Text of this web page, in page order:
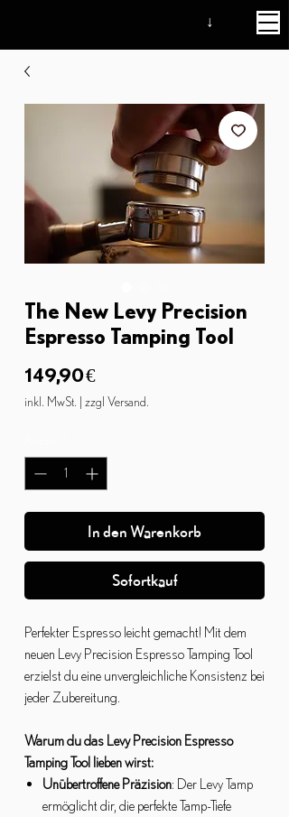
↓
The New Levy Precision
Espresso Tamping Tool
149,90 €Preis
inkl. MwSt. zzgl Versand.
In den Warenkorb
Sofortkauf
Perfekter Espresso leicht gemacht! Mit dem
neuen Levy Precision Espresso Tamping Tool
erzielst du eine unvergleichliche Konsistenz bei
jeder Zubereitung.
Warum du das Levy Precision Espresso
Tamping Tool lieben wirst:
Unübertroffene Präzision: Der Levy Tamp
ermöglicht dir, die perfekte Tamp-Tiefe